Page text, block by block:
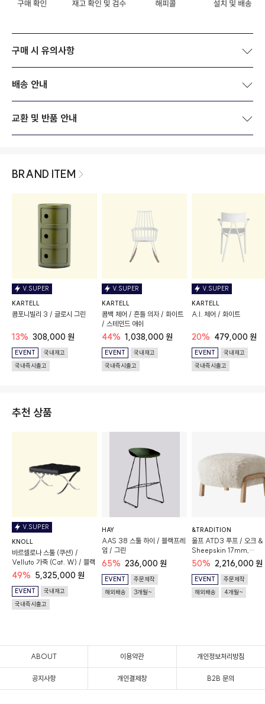
구매 시 유의사항
배송 안내
교환 및 반품 안내
BRAND ITEM
V.SUPER
KARTELL
콤포니빌리 3 / 글로시 그린
13% 308,000 원
EVENT
국내재고
국내즉시출고
V.SUPER
KARTELL
콤백 체어 / 흔들 의자 / 화이트
/ 스테인드 애쉬
44% 1,038,000 원
EVENT
국내재고
국내즉시출고
V.SUPER
KARTELL
A.I. 체어 / 화이트
20% 479,000 원
EVENT
국내재고
국내즉시출고
추천 상품
V.SUPER
KNOLL
바르셀로나 스툴 (쿠션) /
Velluto 가죽 (Cat. W) / 블랙
49% 5,325,000 원
EVENT
국내재고
국내즉시출고
HAY
AAS 38 스툴 하이 / 블랙프레
임 / 그린
65% 236,000 원
EVENT
주문제작
해외배송
3개월~
&TRADITION
울프 ATD3 푸프 / 오크 &
Sheepskin 17mm,
Moonlight
50% 2,216,000 원
EVENT
주문제작
해외배송
4개월~
ABOUT 이용약관 개인정보처리방침
공지사항 개인결제창 B2B 문의